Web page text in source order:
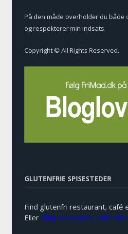
På den måde overholder du både
og respekterer min indsats.
Copyright © All Rights Reserved.
GLUTENFRIE SPISESTEDER
Find glutenfri restaurant, café
Eller tilføj restaurant, café